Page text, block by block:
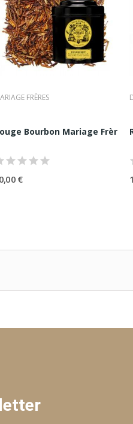
: 25...
FRÈRES
Bourbon Mariage Frères
€